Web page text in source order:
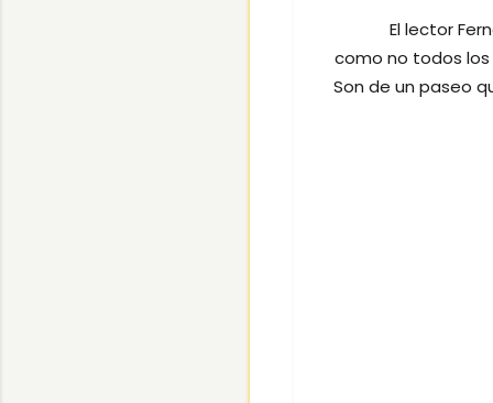
El lector
como no todos
Son de un paseo